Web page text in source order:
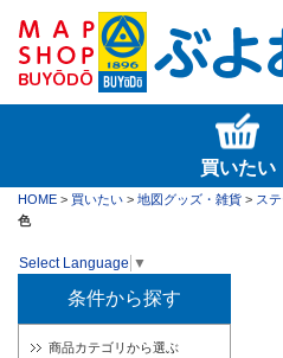
買いたい
HOME > 買いたい > 地図グッズ・雑貨 > ス
色
Select Language ▼
条件から探す
商品カテゴリから選ぶ